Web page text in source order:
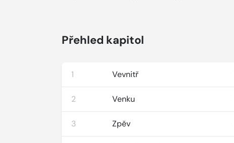
Přehled kapitol
1 Vevnitř
2 Venku
3 Zpěv